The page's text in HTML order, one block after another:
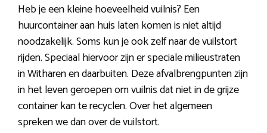
Heb je een kleine hoeveelheid vuilnis? Een
huurcontainer aan huis laten komen is niet altijd
noodzakelijk. Soms kun je ook zelf naar de vuilstort
rijden. Speciaal hiervoor zijn er speciale milieustraten
in Witharen en daarbuiten. Deze afvalbrengpunten zijn
in het leven geroepen om vuilnis dat niet in de grijze
container kan te recyclen. Over het algemeen
spreken we dan over de vuilstort.